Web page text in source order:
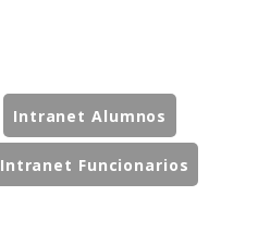
Intranet Alumnos
Intranet Funcionarios